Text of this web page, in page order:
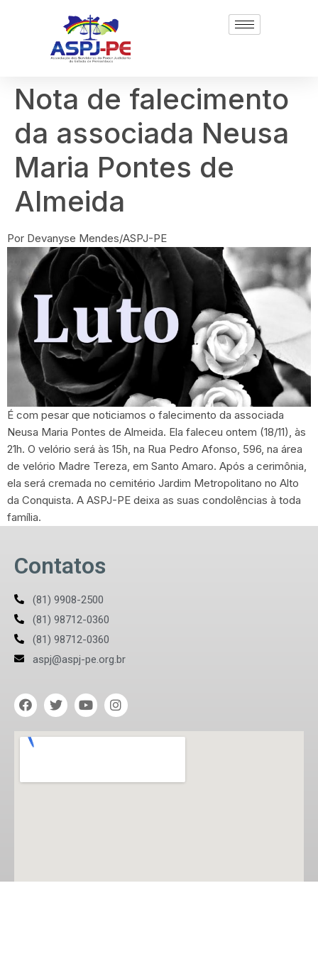
Nota de falecimento
da associada Neusa
Maria Pontes de
Almeida
Por Devanyse Mendes/ASPJ-PE
É com pesar que noticiamos o falecimento da associada
Neusa Maria Pontes de Almeida. Ela faleceu ontem (18/11), às
21h. O velório será às 15h, na Rua Pedro Afonso, 596, na área
de velório Madre Tereza, em Santo Amaro. Após a cerimônia,
ela será cremada no cemitério Jardim Metropolitano no Alto
da Conquista. A ASPJ-PE deixa as suas condolências à toda
família.
Contatos
(81) 9908-2500
(81) 98712-0360
(81) 98712-0360
aspj@aspj-pe.org.br